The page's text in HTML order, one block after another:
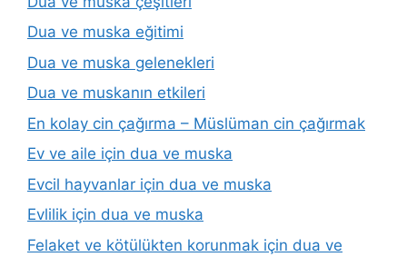
Dua ve muska eğitimi
Dua ve muska gelenekleri
Dua ve muskanın etkileri
En kolay cin çağırma – Müslüman cin çağırmak
Ev ve aile için dua ve muska
Evcil hayvanlar için dua ve muska
Evlilik için dua ve muska
Felaket ve kötülükten korunmak için dua ve